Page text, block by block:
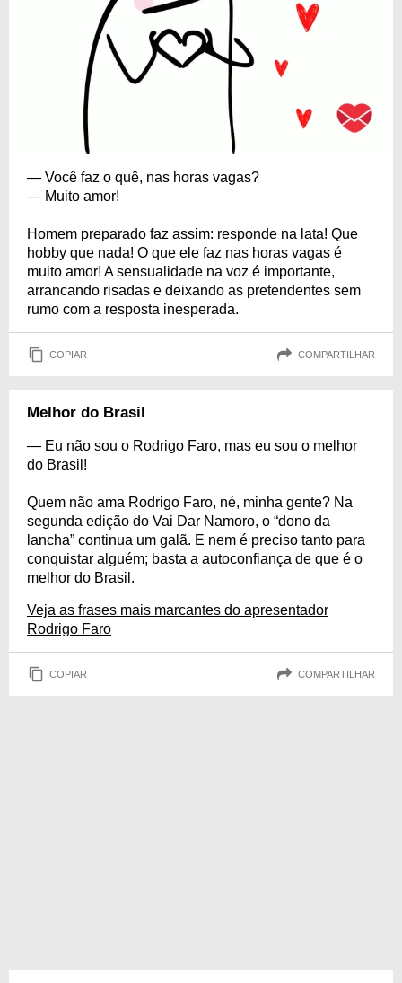
— Você faz o quê, nas horas vagas?
— Muito amor!
Homem preparado faz assim: responde na lata! Que
hobby que nada! O que ele faz nas horas vagas é
muito amor! A sensualidade na voz é importante,
arrancando risadas e deixando as pretendentes sem
rumo com a resposta inesperada.
COPIAR COMPARTILHAR
Melhor do Brasil
— Eu não sou o Rodrigo Faro, mas eu sou o melhor
do Brasil!
Quem não ama Rodrigo Faro, né, minha gente? Na
segunda edição do Vai Dar Namoro, o “dono da
lancha” continua um galã. E nem é preciso tanto para
conquistar alguém; basta a autoconfiança de que é o
melhor do Brasil.
Veja as frases mais marcantes do apresentador
Rodrigo Faro
COPIAR COMPARTILHAR